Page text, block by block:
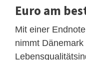
Euro am
Mit einer
nimmt